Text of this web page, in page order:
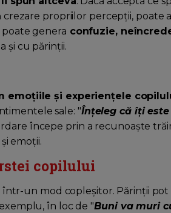
propriilor percepții, poate
poate genera confuzie,
și cu părinții.
emoțiile și experiențele
sale: "Înțeleg că îți
începe prin a recunoaște
emoții.
copilului
un mod copleșitor. Părinții pot
în loc de "Buni va muri